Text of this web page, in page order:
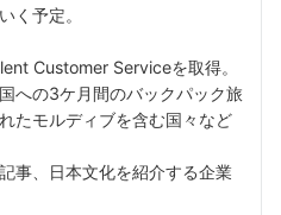
く予定。
Customer Serviceを取得。
への3ケ月間のバックパック旅
たモルディブを含む国々など
事、日本文化を紹介する企業